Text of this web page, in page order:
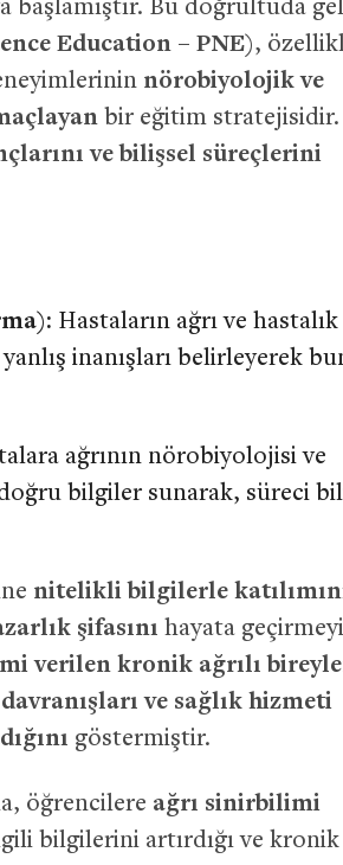
başlamıştır. Bu doğrultuda
Education – PNE),
nörobiyolojik ve
bir eğitim stratejisidir.
ve bilişsel süreçlerini
Hastaların ağrı ve hastalık
inanışları belirleyerek
ağrının nörobiyolojisi ve
bilgiler sunarak, süreci
nitelikli bilgilerle
şifasını hayata geçirmeyi
verilen kronik ağrılı
ve sağlık hizmeti
göstermiştir.
öğrencilere ağrı sinirbilimi
bilgilerini artırdığı ve kronik